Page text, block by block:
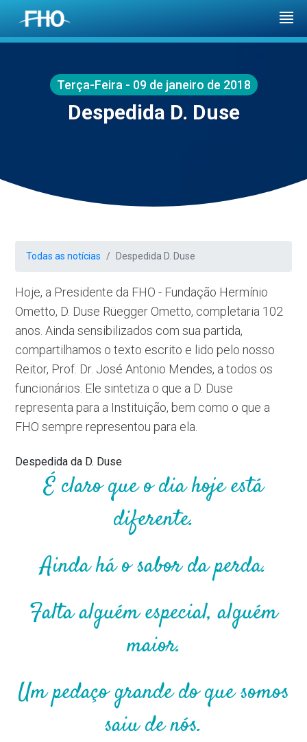
Terça-Feira - 09 de janeiro de 2018
Despedida D. Duse
Todas as notícias Despedida D. Duse
Hoje, a Presidente da FHO - Fundação Hermínio
Ometto, D. Duse Rüegger Ometto, completaria 102
anos. Ainda sensibilizados com sua partida,
compartilhamos o texto escrito e lido pelo nosso
Reitor, Prof. Dr. José Antonio Mendes, a todos os
funcionários. Ele sintetiza o que a D. Duse
representa para a Instituição, bem como o que a
FHO sempre representou para ela.
Despedida da D. Duse
É claro que o dia hoje está
diferente.
Ainda há o sabor da perda.
Falta alguém especial, alguém
maior.
Um pedaço grande do que somos
saiu de nós.